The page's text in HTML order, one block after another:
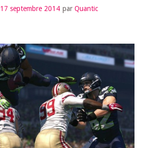
17 septembre 2014 par Quantic